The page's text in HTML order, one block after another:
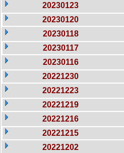
20230123
20230120
20230118
20230117
20230116
20221230
20221223
20221219
20221216
20221215
20221202